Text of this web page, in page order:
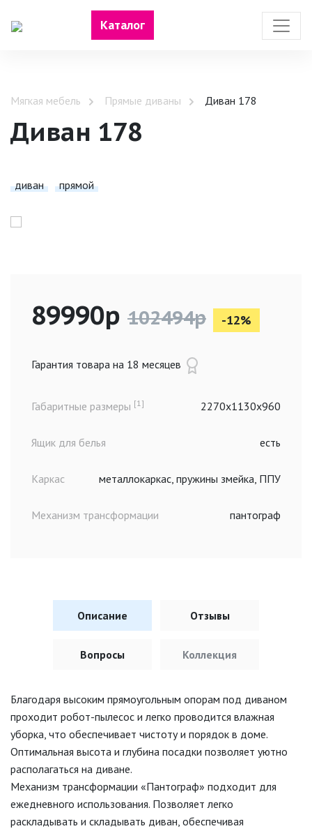
Каталог
Мягкая мебель Прямые диваны Диван 178
Диван 178
диван прямой
89990р 102494р -12%
Гарантия товара на 18 месяцев
Габаритные размеры [1] 2270x1130x960
Ящик для белья есть
Каркас металлокаркас, пружины змейка, ППУ
Механизм трансформации пантограф
Описание Отзывы
Вопросы Коллекция
Благодаря высоким прямоугольным опорам под диваном
проходит робот-пылесос и легко проводится влажная
уборка, что обеспечивает чистоту и порядок в доме.
Оптимальная высота и глубина посадки позволяет уютно
располагаться на диване.
Механизм трансформации «Пантограф» подходит для
ежедневного использования. Позволяет легко
раскладывать и складывать диван, обеспечивая